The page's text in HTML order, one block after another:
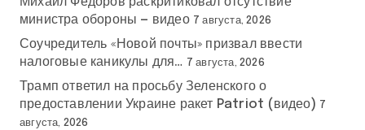
министра обороны — видео 7 августа, 2026
Соучредитель «Новой почты» призвал ввести
налоговые каникулы для… 7 августа, 2026
Трамп ответил на просьбу Зеленского о
предоставлении Украине ракет Patriot (видео) 7
августа, 2026